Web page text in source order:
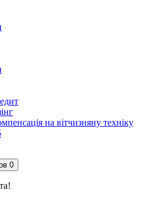
на вітчизняну техніку
0